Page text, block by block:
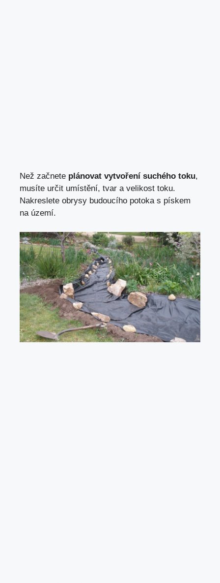
Než začnete plánovat vytvoření suchého toku,
musíte určit umístění, tvar a velikost toku.
Nakreslete obrysy budoucího potoka s pískem
na území.